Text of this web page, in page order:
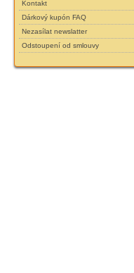
Kontakt
Dárkový kupón FAQ
Nezasílat newslatter
Odstoupení od smlouvy